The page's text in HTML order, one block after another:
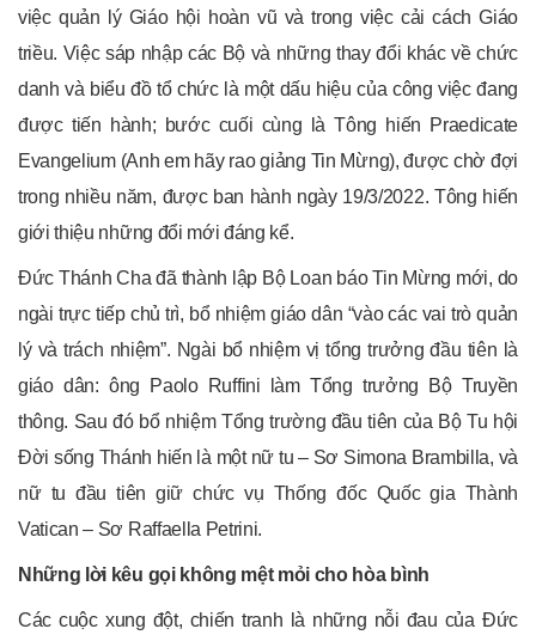
việc quản lý Giáo hội hoàn vũ và trong việc cải cách Giáo
triều. Việc sáp nhập các Bộ và những thay đổi khác về chức
danh và biểu đồ tổ chức là một dấu hiệu của công việc đang
được tiến hành; bước cuối cùng là Tông hiến Praedicate
Evangelium (Anh em hãy rao giảng Tin Mừng), được chờ đợi
trong nhiều năm, được ban hành ngày 19/3/2022. Tông hiến
giới thiệu những đổi mới đáng kể.
Đức Thánh Cha đã thành lập Bộ Loan báo Tin Mừng mới, do
ngài trực tiếp chủ trì, bổ nhiệm giáo dân “vào các vai trò quản
lý và trách nhiệm”. Ngài bổ nhiệm vị tổng trưởng đầu tiên là
giáo dân: ông Paolo Ruffini làm Tổng trưởng Bộ Truyền
thông. Sau đó bổ nhiệm Tổng trường đầu tiên của Bộ Tu hội
Đời sống Thánh hiến là một nữ tu – Sơ Simona Brambilla, và
nữ tu đầu tiên giữ chức vụ Thống đốc Quốc gia Thành
Vatican – Sơ Raffaella Petrini.
Những lời kêu gọi không mệt mỏi cho hòa bình
Các cuộc xung đột, chiến tranh là những nỗi đau của Đức